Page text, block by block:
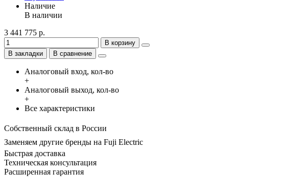
Наличие
В наличии
3 441 775 р.
В корзину
В закладки
В сравнение
Аналоговый вход, кол-во
+
Аналоговый выход, кол-во
+
Все характеристики
Собственный склад в России
Заменяем другие бренды на Fuji Electric
Быстрая доставка
Техническая консультация
Расширенная гарантия